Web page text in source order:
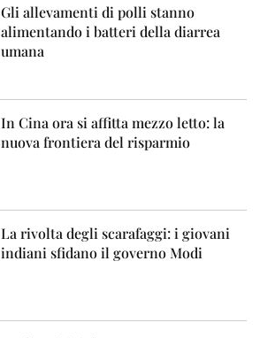
Gli allevamenti di polli stanno
alimentando i batteri della diarrea
umana
In Cina ora si affitta mezzo letto: la
nuova frontiera del risparmio
La rivolta degli scarafaggi: i giovani
indiani sfidano il governo Modi